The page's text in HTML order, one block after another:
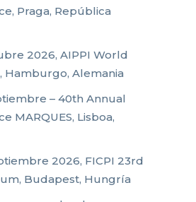
Praga, República
2026, AIPPI World
Hamburgo, Alemania
– 40th Annual
MARQUES, Lisboa,
2026, FICPI 23rd
Budapest, Hungría